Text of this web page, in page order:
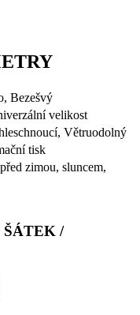
Bezešvý
velikost
Větruodolný
tisk
zimou, sluncem,
/